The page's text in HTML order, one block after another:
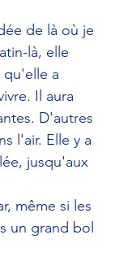
de là où je
là, elle
qu'elle a
Il aura
D'autres
l'air. Elle y a
jusqu'aux
même si les
un grand bol